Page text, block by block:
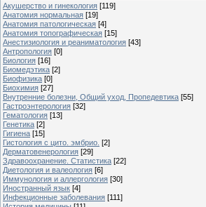
Акушерство и гинекология [119]
Анатомия нормальная [19]
Анатомия патологическая [4]
Анатомия топографическая [15]
Анестизиология и реаниматология [43]
Антропология [0]
Биология [16]
Биомедэтика [2]
Биофизика [0]
Биохимия [27]
Внутренние болезни, Общий уход, Пропедевтика [55]
Гастроэнтерология [32]
Гематология [13]
Генетика [2]
Гигиена [15]
Гистология с цито. эмбрио. [2]
Дерматовенерология [29]
Здравоохранение. Статистика [22]
Диетология и валеология [6]
Иммунология и аллергология [30]
Иностранный язык [4]
Инфекционные заболевания [111]